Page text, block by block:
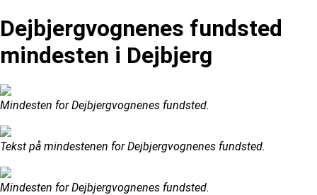
Dejbjergvognenes fundsted
mindesten i Dejbjerg
Mindesten for Dejbjergvognenes fundsted.
Tekst på mindestenen for Dejbjergvognenes fundsted.
Mindesten for Dejbjergvognenes fundsted.